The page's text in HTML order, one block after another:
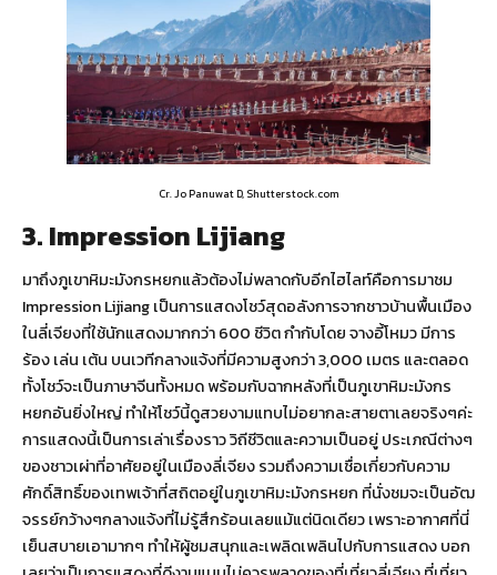
Cr. Jo Panuwat D, Shutterstock.com
3. Impression Lijiang
มาถึงภูเขาหิมะมังกรหยกแล้วต้องไม่พลาดกับอีกไฮไลท์คือการมาชม
Impression Lijiang เป็นการแสดงโชว์สุดอลังการจากชาวบ้านพื้นเมือง
ในลี่เจียงที่ใช้นักแสดงมากกว่า 600 ชีวิต กำกับโดย จางอี้โหมว มีการ
ร้อง เล่น เต้น บนเวทีกลางแจ้งที่มีความสูงกว่า 3,000 เมตร และตลอด
ทั้งโชว์จะเป็นภาษาจีนทั้งหมด พร้อมกับฉากหลังที่เป็นภูเขาหิมะมังกร
หยกอันยิ่งใหญ่ ทำให้โชว์นี้ดูสวยงามแทบไม่อยากละสายตาเลยจริงๆค่ะ
การแสดงนี้เป็นการเล่าเรื่องราว วิถีชีวิตและความเป็นอยู่ ประเภณีต่างๆ
ของชาวเผ่าที่อาศัยอยู่ในเมืองลี่เจียง รวมถึงความเชื่อเกี่ยวกับความ
ศักดิ์สิทธิ์ของเทพเจ้าที่สถิตอยู่ในภูเขาหิมะมังกรหยก ที่นั่งชมจะเป็นอัฒ
จรรย์กว้างๆกลางแจ้งที่ไม่รู้สึกร้อนเลยแม้แต่นิดเดียว เพราะอากาศที่นี่
เย็นสบายเอามากๆ ทำให้ผู้ชมสนุกและเพลิดเพลินไปกับการแสดง บอก